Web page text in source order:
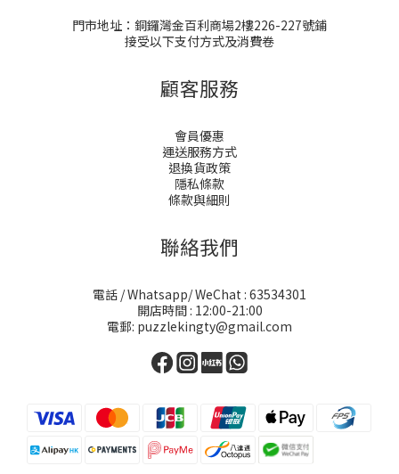
門市地址：銅鑼灣金百利商場2樓226-227號鋪
接受以下支付方式及消費卷
顧客服務
會員優惠
運送服務方式
退換貨政策
隱私條款
條款與細則
聯絡我們
電話 / Whatsapp/ WeChat : 63534301
開店時間 : 12:00-21:00
電郵: puzzlekingty@gmail.com